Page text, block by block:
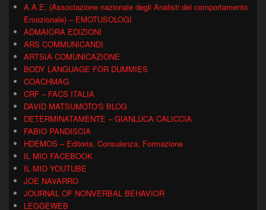
A.A.E. (Associazione nazionale degli Analisti del comportamento
Emozionale) – EMOTUSOLOGI
ADMAIORA EDIZIONI
ARS COMMUNICANDI
ARTSIA COMUNICAZIONE
BODY LANGUAGE FOR DUMMIES
COACHMAG
CRF – FACS ITALIA
DAVID MATSUMOTO'S BLOG
DETERMINATAMENTE – GIANLUCA CALICCIA
FABIO PANDISCIA
HDEMOS – Editoria, Consulenza, Formazione
IL MIO FACEBOOK
IL MIO YOUTUBE
JOE NAVARRO
JOURNAL OF NONVERBAL BEHAVIOR
LEGGEWEB